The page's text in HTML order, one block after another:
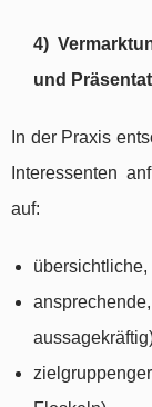
4)
und
In der Praxis
Interessenten
auf: